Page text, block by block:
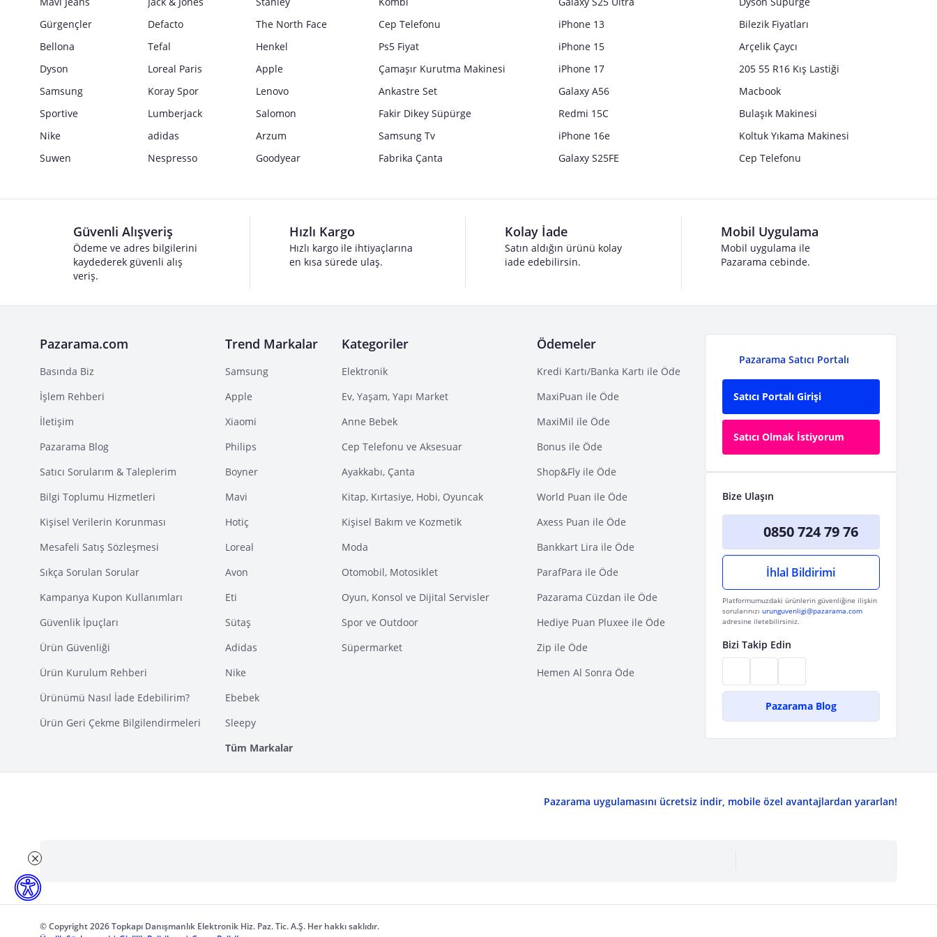
Gürgençler
Defacto
The North Face
Bellona
Tefal
Henkel
Dyson
Loreal Paris
Apple
Samsung
Koray Spor
Lenovo
Sportive
Lumberjack
Salomon
Nike
adidas
Arzum
Suwen
Nespresso Goodyear
Cep Telefonu
Ps5 Fiyat
Çamaşır Kurutma Makinesi
Ankastre Set
Fakir Dikey Süpürge
Samsung Tv
Fabrika Çanta
iPhone 13
iPhone 15
iPhone 17
Galaxy A56
Redmi 15C
iPhone 16e
Galaxy S25FE
Bilezik Fiyatları
Arçelik Çaycı
205 55 R16 Kış Lastiği
Macbook
Bulaşık Makinesi
Koltuk Yıkama Makinesi
Cep Telefonu
Güvenli Alışveriş
Ödeme ve adres bilgilerini
kaydederek güvenli alış
veriş.
Hızlı Kargo
Hızlı kargo ile ihtiyaçlarına
en kısa sürede ulaş.
Kolay İade
Satın aldığın ürünü kolay
iade edebilirsin.
Mobil Uygulama
Mobil uygulama ile
Pazarama cebinde.
Pazarama.com
Basında Biz
İşlem Rehberi
İletişim
Pazarama Blog
Satıcı Sorularım & Taleplerim
Bilgi Toplumu Hizmetleri
Kişisel Verilerin Korunması
Mesafeli Satış Sözleşmesi
Sıkça Sorulan Sorular
Kampanya Kupon Kullanımları
Güvenlik İpuçları
Ürün Güvenliği
Ürün Kurulum Rehberi
Ürünümü Nasıl İade Edebilirim?
Ürün Geri Çekme Bilgilendirmeleri
Trend Markalar
Samsung
Apple
Xiaomi
Philips
Boyner
Mavi
Hotiç
Loreal
Avon
Eti
Sütaş
Adidas
Nike
Ebebek
Sleepy
Tüm Markalar
Kategoriler
Elektronik
Ev, Yaşam, Yapı Market
Anne Bebek
Cep Telefonu ve Aksesuar
Ayakkabı, Çanta
Kitap, Kırtasiye, Hobi, Oyuncak
Kişisel Bakım ve Kozmetik
Moda
Otomobil, Motosiklet
Oyun, Konsol ve Dijital Servisler
Spor ve Outdoor
Süpermarket
Ödemeler
Kredi Kartı/Banka Kartı ile Öde
MaxiPuan ile Öde
MaxiMil ile Öde
Bonus ile Öde
Shop&Fly ile Öde
World Puan ile Öde
Axess Puan ile Öde
Bankkart Lira ile Öde
ParafPara ile Öde
Pazarama Cüzdan ile Öde
Hediye Puan Pluxee ile Öde
Zip ile Öde
Hemen Al Sonra Öde
Pazarama Satıcı Portalı
Satıcı Portalı Girişi
Satıcı Olmak İstiyorum
Bize Ulaşın
0850 724 79 76
İhlal Bildirimi
Platformumuzdaki ürünlerin güvenliğine ilişkin
sorularınızı urunguvenligi@pazarama.com
adresine iletebilirsiniz.
Bizi Takip Edin
Pazarama Blog
Pazarama uygulamasını ücretsiz indir, mobile özel avantajlardan yararlan!
© Copyright 2026 Topkapı Danışmanlık Elektronik Hiz. Paz. Tic. A.Ş. Her hakkı saklıdır.